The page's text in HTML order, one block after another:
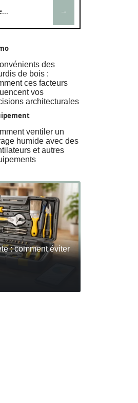
des
de bois :
ces facteurs
vos
architecturales
ventiler un
humide avec des
et autres
: comment éviter